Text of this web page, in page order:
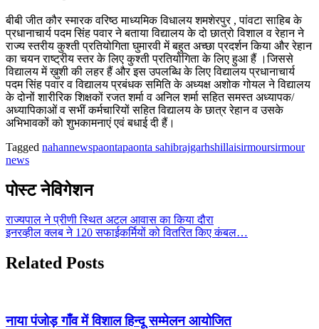
बीबी जीत कौर स्मारक वरिष्ठ माध्यमिक विधालय शमशेरपुर , पांवटा साहिब के
प्रधानाचार्य पदम सिंह पवार ने बताया विद्यालय के दो छात्रो विशाल व रेहान ने
राज्य स्तरीय कुश्ती प्रतियोगिता घुमारवी में बहुत अच्छा प्रदर्शन किया और रेहान
का चयन राष्ट्रीय स्तर के लिए कुश्ती प्रतियोगिता के लिए हुआ हैं ।जिससे
विद्यालय में ख़ुशी की लहर हैं और इस उपलब्धि के लिए विद्यालय प्रधानाचार्य
पदम सिंह पवार व विद्यालय प्रबंधक समिति के अध्यक्ष अशोक गोयल ने विद्यालय
के दोनों शारीरिक शिक्षकों रजत शर्मा व अनिल शर्मा सहित समस्त अध्यापक/
अध्यापिकाओं व सभीं कर्मचारियों सहित विद्यालय के छात्र रेहान व उसके
अभिभावकों को शुभकामनाएं एवं बधाई दी हैं।
Tagged nahannewspaontapaonta sahibrajgarhshillaisirmoursirmour
news
पोस्ट नेविगेशन
राज्यपाल ने प्रीणी स्थित अटल आवास का किया दौरा
इनरव्हील क्लब ने 120 सफाईकर्मियों को वितरित किए कंबल…
Related Posts
नाया पंजोड़ गाँव में विशाल हिन्दू सम्मेलन आयोजित